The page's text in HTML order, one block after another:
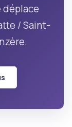
déplace
/ Saint-